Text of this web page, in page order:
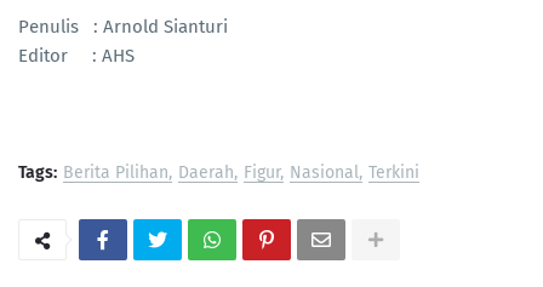
Penulis : Arnold Sianturi
Editor : AHS
Tags: Berita Pilihan Daerah Figur Nasional Terkini